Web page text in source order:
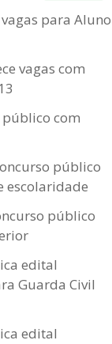
para
vagas com
público com
público
escolaridade
público
edital
Guarda Civil
edital